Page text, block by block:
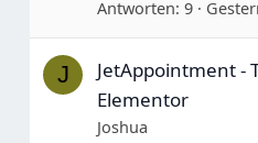
Antworten 9
J
JetAppointment -
Elementor
Joshua